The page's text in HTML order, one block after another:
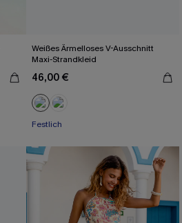
Weißes Ärmelloses V-Ausschnitt
Maxi-Strandkleid
46,00 €
Festlich